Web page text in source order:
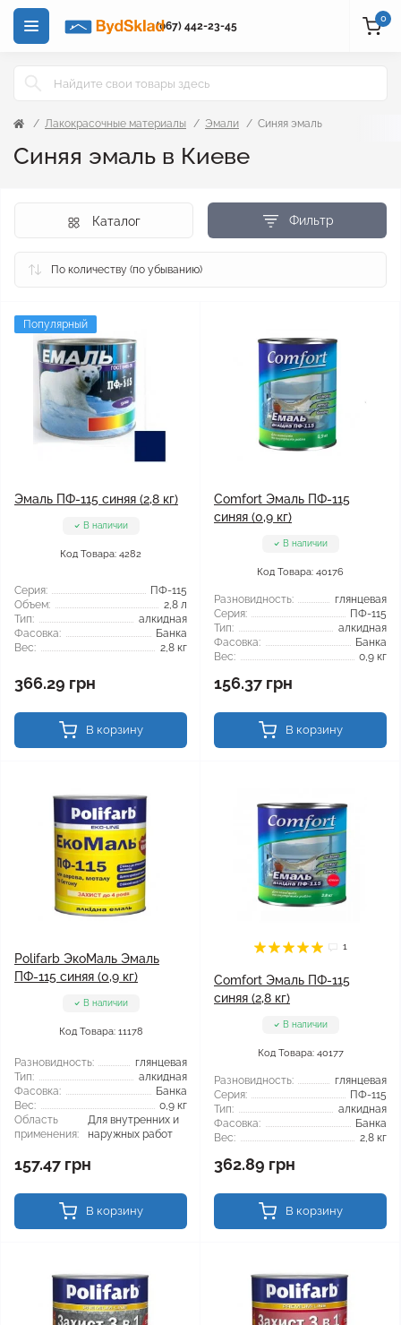
(067) 442-23-45
0
Лакокрасочные материалы Эмали Синяя эмаль
Синяя эмаль в Киеве
Фильтр
Каталог
Популярный
Эмаль ПФ-115 синяя (2,8 кг)
В наличии
Код Товара: 4282
Серия:
ПФ-115
Объем:
2,8 л
Тип:
алкидная
Фасовка:
Банка
Вес:
2,8 кг
366.29 грн
В корзину
Comfort Эмаль ПФ-115
синяя (0,9 кг)
В наличии
Код Товара: 40176
Разновидность:
глянцевая
Серия:
ПФ-115
Тип:
алкидная
Фасовка:
Банка
Вес:
0,9 кг
156.37 грн
В корзину
Polifarb ЭкоМаль Эмаль
ПФ-115 синяя (0,9 кг)
В наличии
Код Товара: 11178
Разновидность:
глянцевая
Тип:
алкидная
Фасовка:
Банка
Вес:
0,9 кг
Область
применения:
Для внутренних и
наружных работ
157.47 грн
В корзину
1
Comfort Эмаль ПФ-115
синяя (2,8 кг)
В наличии
Код Товара: 40177
Разновидность:
глянцевая
Серия:
ПФ-115
Тип:
алкидная
Фасовка:
Банка
Вес:
2,8 кг
362.89 грн
В корзину